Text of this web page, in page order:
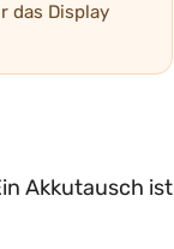
das Display
Akkutausch ist